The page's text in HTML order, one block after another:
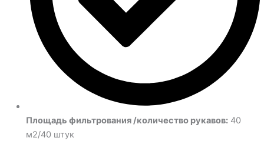
Площадь фильтрования /количество рукавов:40
м2/40 штук